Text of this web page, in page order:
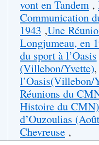
vont en Tandem,
Communication
1943 ,Une
Longjumeau, en
du sport à l’Oasis
(Villebon/Yvette)
l’Oasis(Villebon/
Réunions du
Histoire du CMN)
d’Ouzoulias
Chevreuse ,